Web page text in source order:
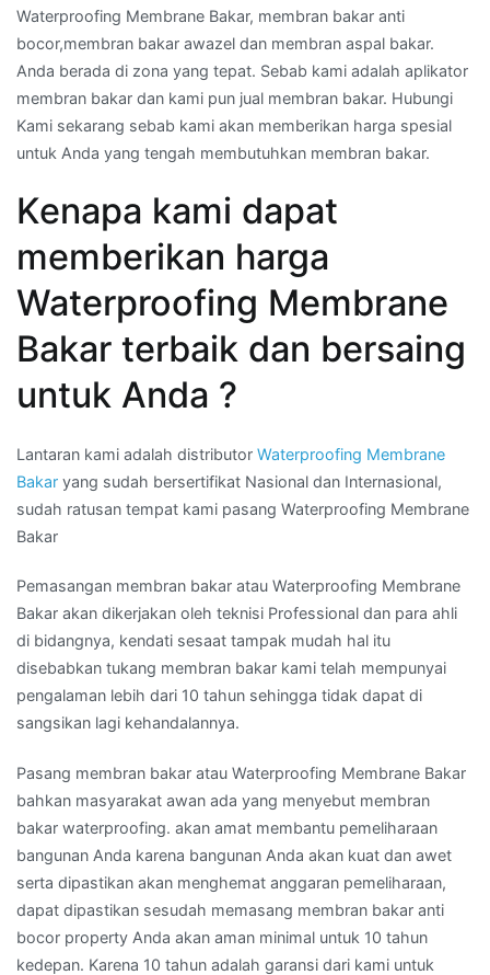
Waterproofing Membrane Bakar, membran bakar anti
bocor,membran bakar awazel dan membran aspal bakar.
Anda berada di zona yang tepat. Sebab kami adalah aplikator
membran bakar dan kami pun jual membran bakar. Hubungi
Kami sekarang sebab kami akan memberikan harga spesial
untuk Anda yang tengah membutuhkan membran bakar.
Kenapa kami dapat
memberikan harga
Waterproofing Membrane
Bakar terbaik dan bersaing
untuk Anda ?
Lantaran kami adalah distributor Waterproofing Membrane
Bakar yang sudah bersertifikat Nasional dan Internasional,
sudah ratusan tempat kami pasang Waterproofing Membrane
Bakar
Pemasangan membran bakar atau Waterproofing Membrane
Bakar akan dikerjakan oleh teknisi Professional dan para ahli
di bidangnya, kendati sesaat tampak mudah hal itu
disebabkan tukang membran bakar kami telah mempunyai
pengalaman lebih dari 10 tahun sehingga tidak dapat di
sangsikan lagi kehandalannya.
Pasang membran bakar atau Waterproofing Membrane Bakar
bahkan masyarakat awan ada yang menyebut membran
bakar waterproofing. akan amat membantu pemeliharaan
bangunan Anda karena bangunan Anda akan kuat dan awet
serta dipastikan akan menghemat anggaran pemeliharaan,
dapat dipastikan sesudah memasang membran bakar anti
bocor property Anda akan aman minimal untuk 10 tahun
kedepan. Karena 10 tahun adalah garansi dari kami untuk